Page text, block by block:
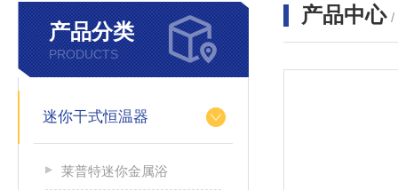
产品分类
PRODUCTS
迷你干式恒温器
莱普特迷你金属浴
产品中心 /